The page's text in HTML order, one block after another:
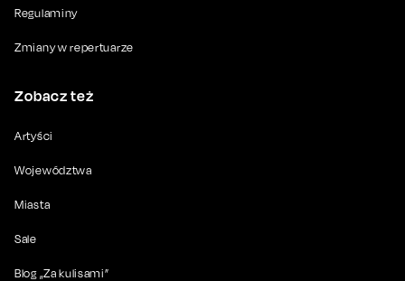
Regulaminy
Zmiany w repertuarze
Zobacz też
Artyści
Województwa
Miasta
Sale
Blog „Za kulisami”